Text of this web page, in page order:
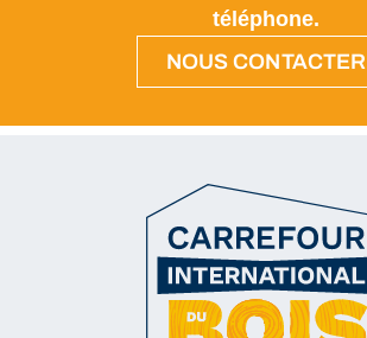
téléphone.
NOUS CONTACTER